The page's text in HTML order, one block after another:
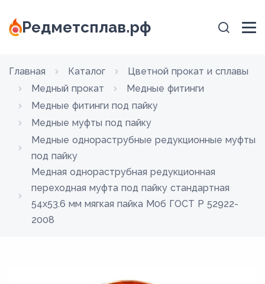
Редметсплав.рф
Главная Каталог
Цветной прокат и сплавы
Медный прокат
Медные фитинги
Медные фитинги под пайку
Медные муфты под пайку
Медные однораструбные редукционные муфты
под пайку
Медная однораструбная редукционная
переходная муфта под пайку стандартная
54х53.6 мм мягкая пайка М0б ГОСТ Р 52922-
2008